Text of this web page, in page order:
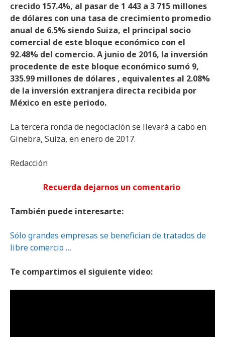
crecido 157.4%, al pasar de 1 443 a 3 715 millones
de dólares con una tasa de crecimiento promedio
anual de 6.5% siendo Suiza, el principal socio
comercial de este bloque económico con el
92.48% del comercio. A junio de 2016, la inversión
procedente de este bloque económico sumó 9,
335.99 millones de dólares , equivalentes al 2.08%
de la inversión extranjera directa recibida por
México en este periodo.
La tercera ronda de negociación se llevará a cabo en
Ginebra, Suiza, en enero de 2017.
Redacción
Recuerda dejarnos un comentario
También puede interesarte:
Sólo grandes empresas se benefician de tratados de
libre comercio …
Te compartimos el siguiente video: